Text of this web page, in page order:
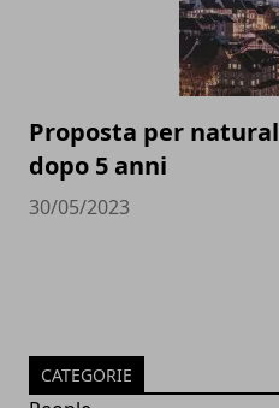
Proposta per
dopo 5 anni
30/05/2023
CATEGORIE